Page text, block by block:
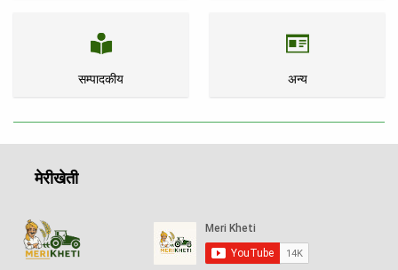
सम्पादकीय अन्य
मेरीखेती